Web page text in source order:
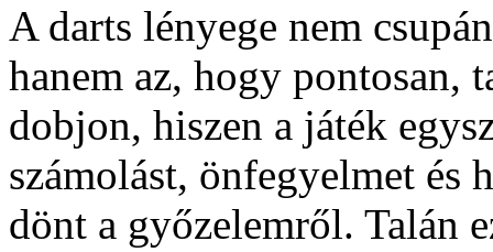
A darts lényege nem
hanem az, hogy pontosan,
dobjon, hiszen a játék
számolást, önfegyelmet és
dönt a győzelemről. Talán